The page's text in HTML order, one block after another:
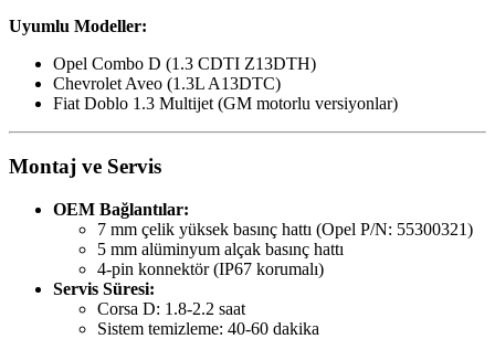
Uyumlu Modeller:
Opel Combo D (1.3 CDTI Z13DTH)
Chevrolet Aveo (1.3L A13DTC)
Fiat Doblo 1.3 Multijet (GM motorlu versiyonlar)
Montaj ve Servis
OEM Bağlantılar:
7 mm çelik yüksek basınç hattı (Opel P/N: 55300321)
5 mm alüminyum alçak basınç hattı
4-pin konnektör (IP67 korumalı)
Servis Süresi:
Corsa D: 1.8-2.2 saat
Sistem temizleme: 40-60 dakika